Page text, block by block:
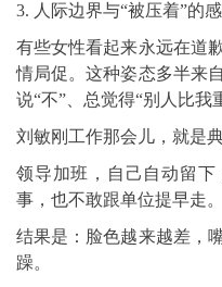
3. 人际边界与“被压着”的
有些女性看起来永远在道
情局促。这种姿态多半来
说“不”、总觉得“别人比我
刘敏刚工作那会儿，就是
领导加班，自己自动留
事，也不敢跟单位提早走。
结果是：脸色越来越差，
躁。